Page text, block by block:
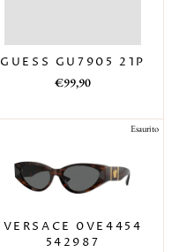
GUESS GU7905 21P
Prezzo
listino
Prezzo
€99,90
Esaurito
VERSACE 0VE4454
542987